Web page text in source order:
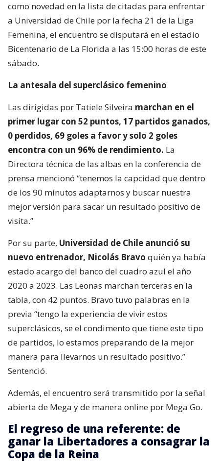
como novedad en la lista de citadas para enfrentar
a Universidad de Chile por la fecha 21 de la Liga
Femenina, el encuentro se disputará en el estadio
Bicentenario de La Florida a las 15:00 horas de este
sábado.
La antesala del superclásico femenino
Las dirigidas por Tatiele Silveira marchan en el
primer lugar con 52 puntos, 17 partidos ganados,
0 perdidos, 69 goles a favor y solo 2 goles
encontra con un 96% de rendimiento. La
Directora técnica de las albas en la conferencia de
prensa mencionó “tenemos la capcidad que dentro
de los 90 minutos adaptarnos y buscar nuestra
mejor versión para sacar un resultado positivo de
visita.”
Por su parte, Universidad de Chile anunció su
nuevo entrenador, Nicolás Bravo quién ya había
estado acargo del banco del cuadro azul el año
2020 a 2023. Las Leonas marchan terceras en la
tabla, con 42 puntos. Bravo tuvo palabras en la
previa “tengo la experiencia de vivir estos
superclásicos, se el condimento que tiene este tipo
de partidos, lo estamos preparando de la mejor
manera para llevarnos un resultado positivo.”
Sentenció.
Además, el encuentro será transmitido por la señal
abierta de Mega y de manera online por Mega Go.
El regreso de una referente: de
ganar la Libertadores a consagrar la
Copa de la Reina